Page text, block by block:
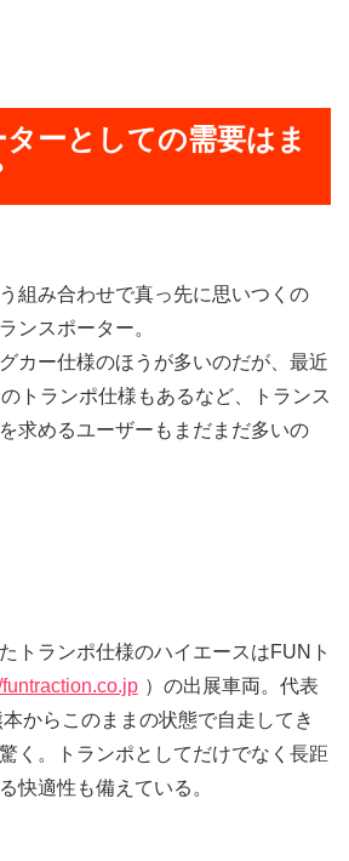
ターとしての需要はま
組み合わせで真っ先に思いつくの
ンスポーター。
カー仕様のほうが多いのだが、最近
トランポ仕様もあるなど、トランス
求めるユーザーもまだまだ多いの
トランポ仕様のハイエースはFUNト
funtraction.co.jp ）の出展車両。代表
からこのままの状態で自走してき
く。トランポとしてだけでなく長距
快適性も備えている。